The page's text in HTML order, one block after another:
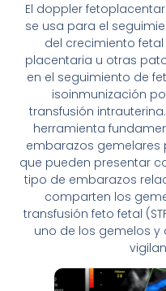
El doppler
se usa para el
del crecimiento
placentaria u otras
en el seguimiento de
isoinmunización
transfusión
herramienta
embarazos
que pueden presentar
tipo de embarazos
comparten los
transfusión feto fetal
uno de los gemelos y